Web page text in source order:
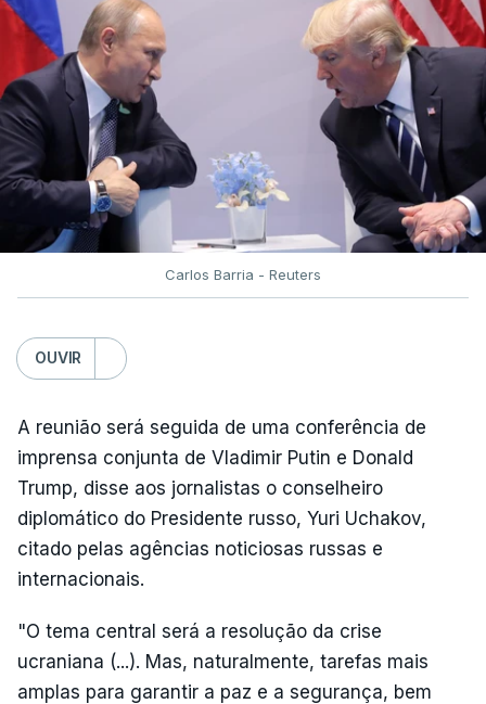
Carlos Barria - Reuters
OUVIR
A reunião será seguida de uma conferência de
imprensa conjunta de Vladimir Putin e Donald
Trump, disse aos jornalistas o conselheiro
diplomático do Presidente russo, Yuri Uchakov,
citado pelas agências noticiosas russas e
internacionais.
"O tema central será a resolução da crise
ucraniana (...). Mas, naturalmente, tarefas mais
amplas para garantir a paz e a segurança, bem